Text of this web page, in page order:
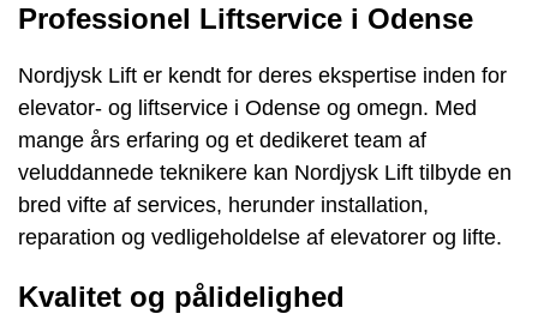
Professionel Liftservice i Odense
Nordjysk Lift er kendt for deres ekspertise inden for
elevator- og liftservice i Odense og omegn. Med
mange års erfaring og et dedikeret team af
veluddannede teknikere kan Nordjysk Lift tilbyde en
bred vifte af services, herunder installation,
reparation og vedligeholdelse af elevatorer og lifte.
Kvalitet og pålidelighed